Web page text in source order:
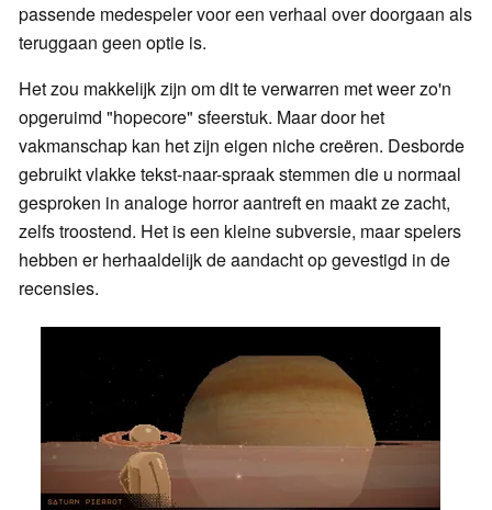
passende medespeler voor een verhaal over doorgaan als
teruggaan geen optie is.
Het zou makkelijk zijn om dit te verwarren met weer zo'n
opgeruimd "hopecore" sfeerstuk. Maar door het
vakmanschap kan het zijn eigen niche creëren. Desborde
gebruikt vlakke tekst-naar-spraak stemmen die u normaal
gesproken in analoge horror aantreft en maakt ze zacht,
zelfs troostend. Het is een kleine subversie, maar spelers
hebben er herhaaldelijk de aandacht op gevestigd in de
recensies.